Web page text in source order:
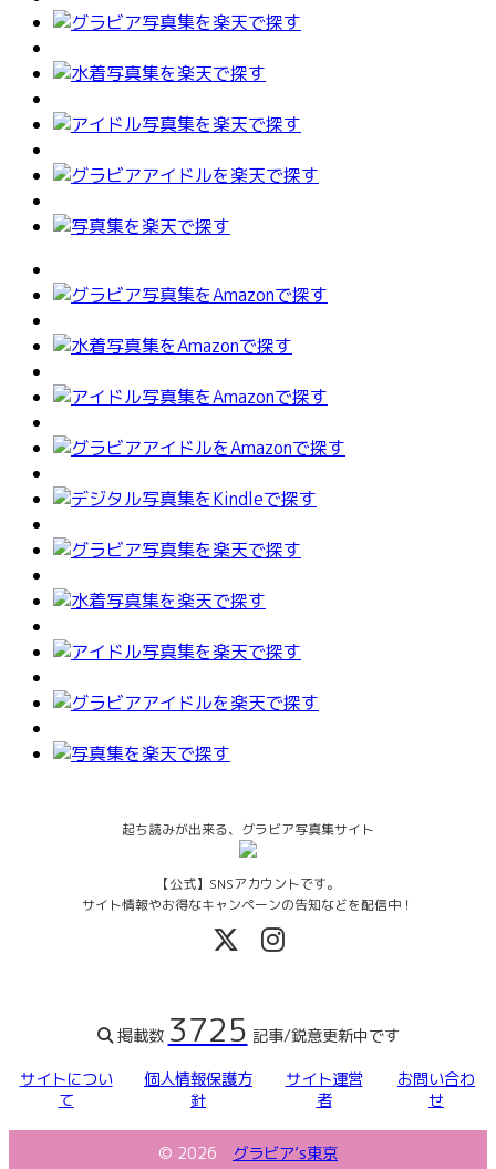
起ち読みが出来る、グラビア写真集サイト
【公式】SNSアカウントです。
サイト情報やお得なキャンペーンの告知などを配信中！
掲載数 3725 記事/鋭意更新中です
サイトについ
て
個人情報保護方
針
サイト運営
者
お問い合わ
せ
© 2026 グラビア’s東京